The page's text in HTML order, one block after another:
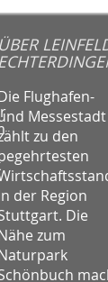
ÜBER
Flughafen-
Messestadt
zu den
der Region
Die
zum